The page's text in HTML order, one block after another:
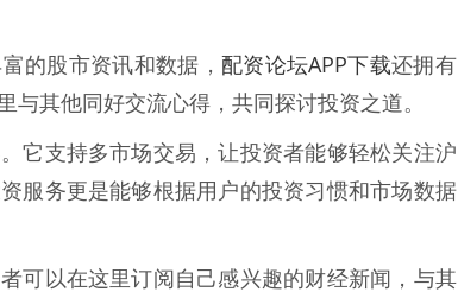
的股市资讯和数据， 配资论坛APP下载还拥有
其他同好交流心得，共同探讨投资之道。
它支持多市场交易，让投资者能够轻松关注沪
服务更是能够根据用户的投资习惯和市场数据
可以在这里订阅自己感兴趣的财经新闻，与其